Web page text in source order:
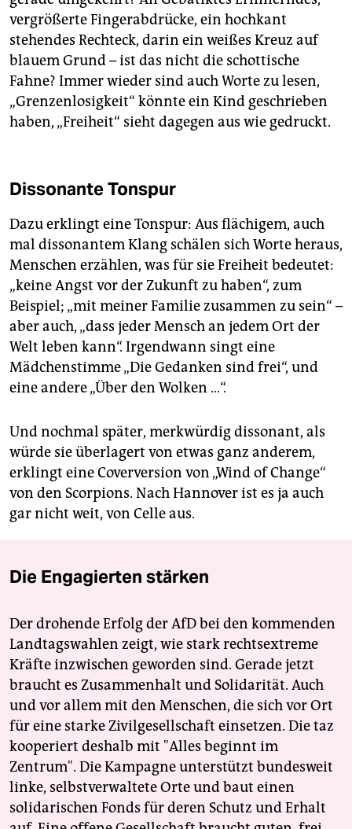
vergrößerte Fingerabdrücke, ein hochkant
stehendes Rechteck, darin ein weißes Kreuz auf
blauem Grund – ist das nicht die schottische
Fahne? Immer wieder sind auch Worte zu lesen,
„Grenzenlosigkeit“ könnte ein Kind geschrieben
haben, „Freiheit“ sieht dagegen aus wie gedruckt.
Dissonante Tonspur
Dazu erklingt eine Tonspur: Aus flächigem, auch
mal dissonantem Klang schälen sich Worte heraus,
Menschen erzählen, was für sie Freiheit bedeutet:
„keine Angst vor der Zukunft zu haben“, zum
Beispiel; „mit meiner Familie zusammen zu sein“ –
aber auch, „dass jeder Mensch an jedem Ort der
Welt leben kann“. Irgendwann singt eine
Mädchenstimme „Die Gedanken sind frei“, und
eine andere „Über den Wolken …“.
Und nochmal später, merkwürdig dissonant, als
würde sie überlagert von etwas ganz anderem,
erklingt eine Coverversion von „Wind of Change“
von den Scorpions. Nach Hannover ist es ja auch
gar nicht weit, von Celle aus.
Die Engagierten stärken
Der drohende Erfolg der AfD bei den kommenden
Landtagswahlen zeigt, wie stark rechtsextreme
Kräfte inzwischen geworden sind. Gerade jetzt
braucht es Zusammenhalt und Solidarität. Auch
und vor allem mit den Menschen, die sich vor Ort
für eine starke Zivilgesellschaft einsetzen. Die taz
kooperiert deshalb mit "Alles beginnt im
Zentrum". Die Kampagne unterstützt bundesweit
linke, selbstverwaltete Orte und baut einen
solidarischen Fonds für deren Schutz und Erhalt